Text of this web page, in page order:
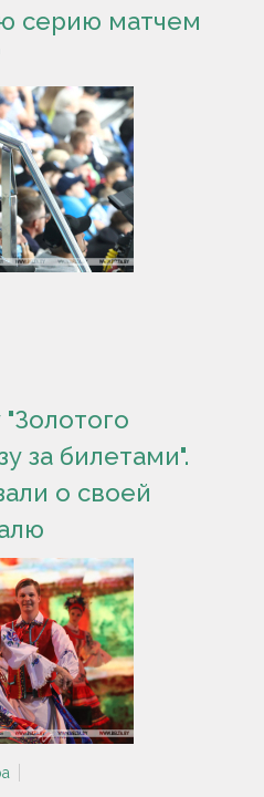
серию матчем
за билетами".
о своей